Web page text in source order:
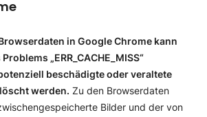
in Google Chrome kann
„ERR_CACHE_MISS“
beschädigte oder veraltete
werden. Zu den Browserdaten
Bilder und der von